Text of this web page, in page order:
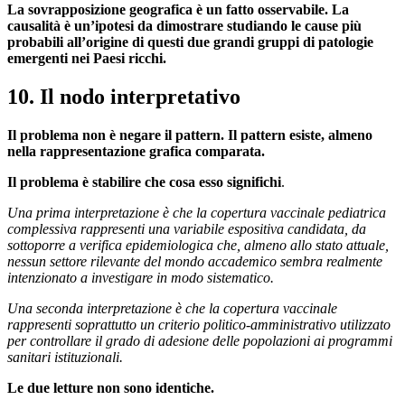
La sovrapposizione geografica è un fatto osservabile. La
causalità è un’ipotesi da dimostrare studiando le cause più
probabili all’origine di questi due grandi gruppi di patologie
emergenti nei Paesi ricchi.
10. Il nodo interpretativo
Il problema non è negare il pattern. Il pattern esiste, almeno
nella rappresentazione grafica comparata.
Il problema è stabilire che cosa esso significhi.
Una prima interpretazione è che la copertura vaccinale pediatrica
complessiva rappresenti una variabile espositiva candidata, da
sottoporre a verifica epidemiologica che, almeno allo stato attuale,
nessun settore rilevante del mondo accademico sembra realmente
intenzionato a investigare in modo sistematico.
Una seconda interpretazione è che la copertura vaccinale
rappresenti soprattutto un criterio politico-amministrativo utilizzato
per controllare il grado di adesione delle popolazioni ai programmi
sanitari istituzionali.
Le due letture non sono identiche.